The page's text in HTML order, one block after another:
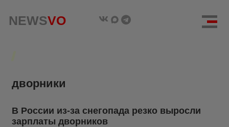
NEWSVO
NEWSVO
дворники
В России из-за снегопада резко выросли
зарплаты дворников